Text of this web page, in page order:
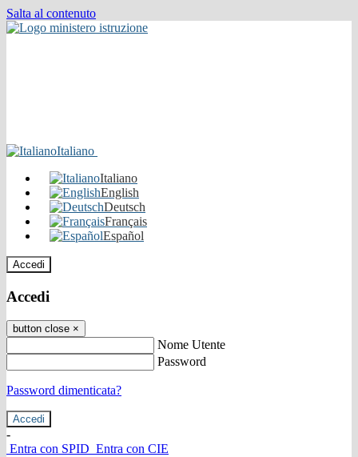
Salta al contenuto
Italiano
Italiano
English
Deutsch
Français
Español
Accedi
Accedi
button close ×
Nome Utente
Password
Password dimenticata?
-
Entra con SPID Entra con CIE